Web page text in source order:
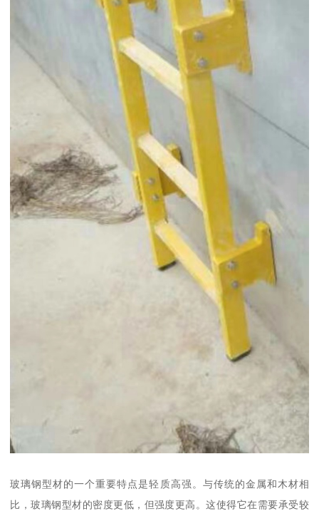
玻璃钢型材的一个重要特点是轻质高强。与传统的金属和木材相
比，玻璃钢型材的密度更低，但强度更高。这使得它在需要承受较